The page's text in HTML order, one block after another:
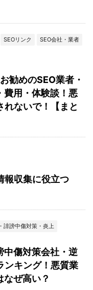
SEOリンク
SEO会社・業者
勧めのSEO業者・
費用・体験談！悪
れないで！【まと
報収集に役立つ
誹謗中傷対策・炎上
中傷対策会社・逆
ンキング！悪質業
なぜ高い？